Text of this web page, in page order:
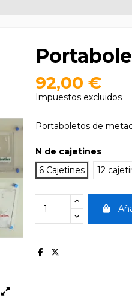
92,00 €
Impuestos excluidos
Portaboletos de
N de cajetines
6 Cajetines
12